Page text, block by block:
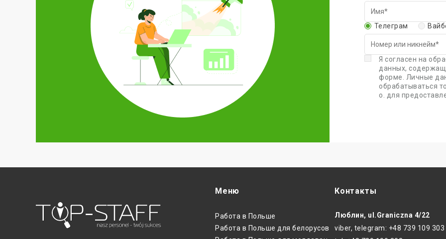
Телеграм
Я согласен на
данных,
форме. Личные
обрабатываться
o. для
Меню
Работа в Польше
Работа в Польше для белорусов
Контакты
Люблин, ul.Graniczna 4/22
viber, telegram: +48 739 109 303